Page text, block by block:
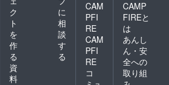
ク
ト
を
作
る
に
相
談
す
る
資
料
CAM
PFI
RE
CAM
PFI
RE
コ
CAMP
FIREと
は
あんし
ん・安
全への
取り組